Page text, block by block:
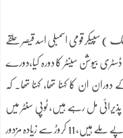
) سپیکر قومی اسمبلی اسد قیصر حلقے
بیوشن سینٹر کا دورہ کیا،دورے
ان کا کہنا تھا، کہنا تھا۔ کہ
پذیرائی مل رہے ہیں، ٹوپی سنٹر میں
11ھزار افراد کو ابتک 12 ھزار رؤپے ملے ہیں، 11 کروڑ سے زیادہ مزدور